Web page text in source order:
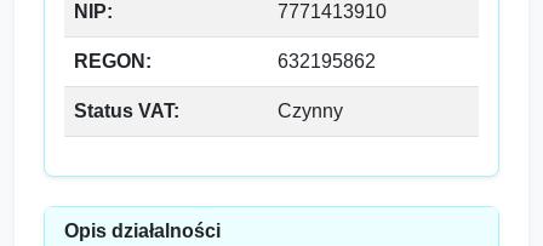
NIP: 7771413910
REGON: 632195862
Status VAT: Czynny
Opis działalności